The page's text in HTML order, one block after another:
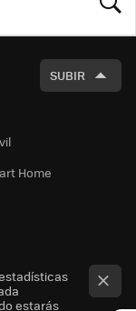
SUBIR
Home
estarás